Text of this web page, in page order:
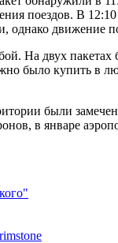
поездов. В
движение
На двух
было купить в
были
в январе